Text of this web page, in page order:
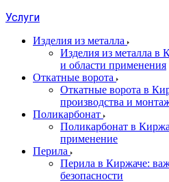
Услуги
Изделия из металла
Изделия из металла в
и области применения
Откатные ворота
Откатные ворота в
производства и
Поликарбонат
Поликарбонат в
применение
Перила
Перила в Киржаче:
безопасности